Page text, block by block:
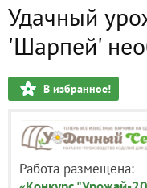
Удачный
'Шарпей'
В избранное!
Работа размещена: